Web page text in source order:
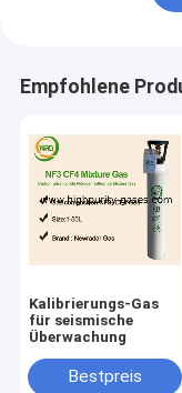
Empfohlene
Kalibrierungs-Gas
für seismische
Überwachung
Bestpreis